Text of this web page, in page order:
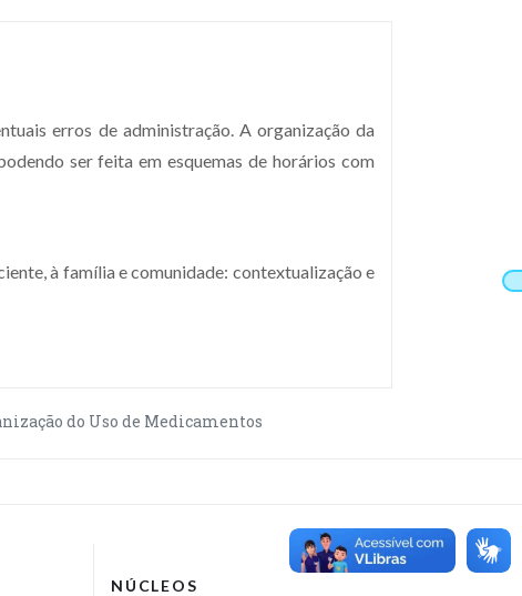
erros de administração. A organização da
ser feita em es­quemas de horários com
à família e comunidade: contextualização e
do Uso de Medicamentos
NÚCLEOS